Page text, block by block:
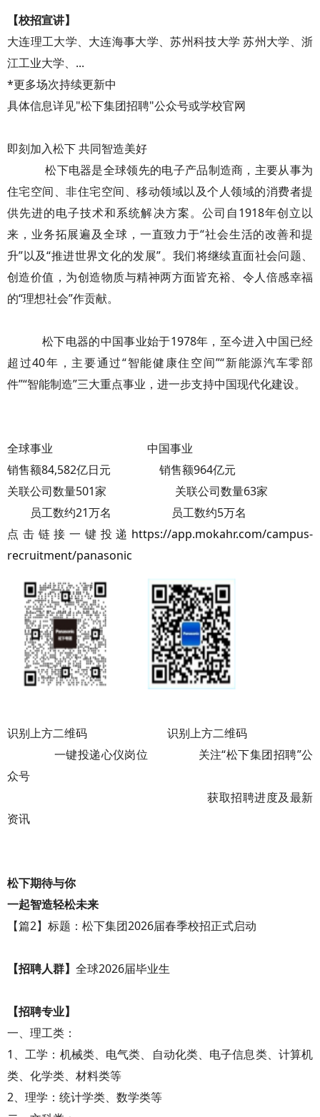
【校招宣讲】
大连理工大学、大连海事大学、苏州科技大学 苏州大学、浙
江工业大学、...
*更多场次持续更新中
具体信息详见"松下集团招聘"公众号或学校官网
即刻加入松下 共同智造美好
松下电器是全球领先的电子产品制造商，主要从事为
住宅空间、非住宅空间、移动领域以及个人领域的消费者提
供先进的电子技术和系统解决方案。公司自1918年创立以
来，业务拓展遍及全球，一直致力于“社会生活的改善和提
升”以及“推进世界文化的发展”。我们将继续直面社会问题、
创造价值，为创造物质与精神两方面皆充裕、令人倍感幸福
的“理想社会”作贡献。
松下电器的中国事业始于1978年，至今进入中国已经
超过40年，主要通过“智能健康住空间”“新能源汽车零部
件”“智能制造”三大重点事业，进一步支持中国现代化建设。
全球事业 中国事业
销售额84,582亿日元 销售额964亿元
关联公司数量501家 关联公司数量63家
员工数约21万名 员工数约5万名
点击链接一键投递 https://app.mokahr.com/campus-
recruitment/panasonic
识别上方二维码 识别上方二维码
一键投递心仪岗位 关注“松下集团招聘”公
众号
获取招聘进度及最新
资讯
松下期待与你
一起智造轻松未来
【篇2】标题：松下集团2026届春季校招正式启动
【招聘人群】 全球2026届毕业生
【招聘专业】
一、理工类：
1、工学：机械类、电气类、自动化类、电子信息类、计算机
类、化学类、材料类等
2、理学：统计学类、数学类等